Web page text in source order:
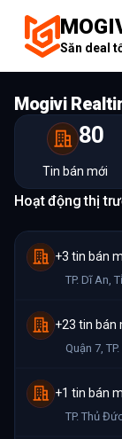
Săn deal
Mogivi
80
Tin bán mới
Hoạt động thị
+3 tin bán
TP. Dĩ An
+23 tin bán
Quận 7
+1 tin bán
TP. Thủ